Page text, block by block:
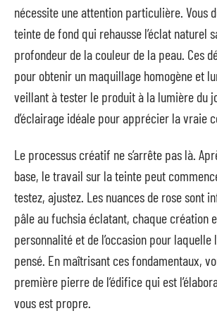
nécessite une attention particulière. Vous
teinte de fond qui rehausse l’éclat naturel
profondeur de la couleur de la peau. Ces
pour obtenir un maquillage homogène et
veillant à tester le produit à la lumière du
d’éclairage idéale pour apprécier la vraie
Le processus créatif ne s’arrête pas là.
base, le travail sur la teinte peut
testez, ajustez. Les nuances de rose sont
pâle au fuchsia éclatant, chaque création
personnalité et de l’occasion pour
pensé. En maîtrisant ces fondamentaux,
première pierre de l’édifice qui est
vous est propre.